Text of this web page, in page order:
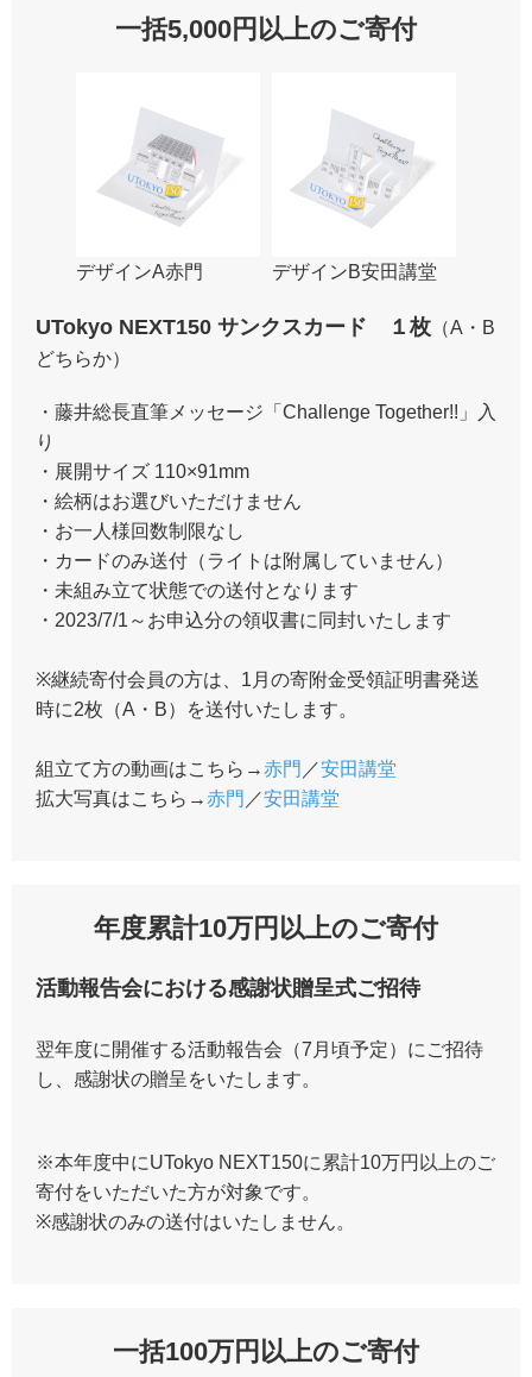
一括5,000円以上のご寄付
デザインA赤門 デザインB安田講堂
UTokyo NEXT150 サンクスカード １枚 （A・B
どちらか）
・藤井総長直筆メッセージ「Challenge Together!!」入
り
・展開サイズ 110×91mm
・絵柄はお選びいただけません
・お一人様回数制限なし
・カードのみ送付（ライトは附属していません）
・未組み立て状態での送付となります
・2023/7/1～お申込分の領収書に同封いたします
※継続寄付会員の方は、1月の寄附金受領証明書発送
時に2枚（A・B）を送付いたします。
組立て方の動画はこちら→赤門 ／安田講堂
拡大写真はこちら→赤門 ／安田講堂
年度累計10万円以上のご寄付
活動報告会における感謝状贈呈式ご招待
翌年度に開催する活動報告会（7月頃予定）にご招待
し、感謝状の贈呈をいたします。
※本年度中にUTokyo NEXT150に累計10万円以上のご
寄付をいただいた方が対象です。
※感謝状のみの送付はいたしません。
一括100万円以上のご寄付